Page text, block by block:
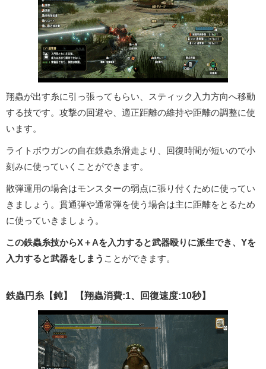
翔蟲が出す糸に引っ張ってもらい、スティック入力方向へ移動
する技です。攻撃の回避や、適正距離の維持や距離の調整に使
います。
ライトボウガンの自在鉄蟲糸滑走より、回復時間が短いので小
刻みに使っていくことができます。
散弾運用の場合はモンスターの弱点に張り付くために使ってい
きましょう。貫通弾や通常弾を使う場合は主に距離をとるため
に使っていきましょう。
この鉄蟲糸技からX＋Aを入力すると武器殴りに派生でき、Yを
入力すると武器をしまう ことができます。
鉄蟲円糸【鈍】 【翔蟲消費:1、回復速度:10秒】